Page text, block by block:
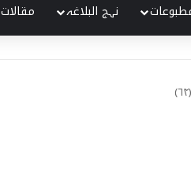
نہج البلاغہ مقالات